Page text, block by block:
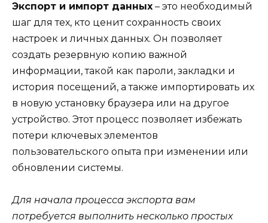
Экспорт и импорт данных – это необходимый
шаг для тех, кто ценит сохранность своих
настроек и личных данных. Он позволяет
создать резервную копию важной
информации, такой как пароли, закладки и
история посещений, а также импортировать их
в новую установку браузера или на другое
устройство. Этот процесс позволяет избежать
потери ключевых элементов
пользовательского опыта при изменении или
обновлении системы.
Для начала процесса экспорта вам
потребуется выполнить несколько простых